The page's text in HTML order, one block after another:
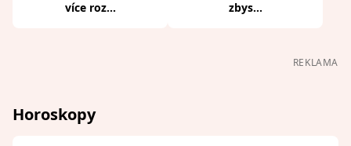
více roz...
zbys...
REKLAMA
Horoskopy